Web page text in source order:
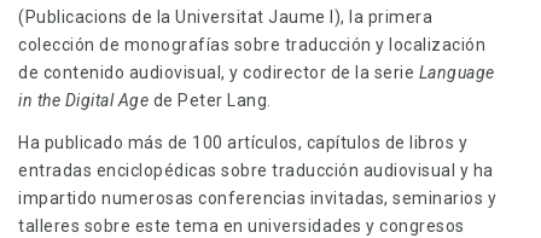
(Publicacions de la Universitat Jaume I), la primera
colección de monografías sobre traducción y localización
de contenido audiovisual, y codirector de la serie Language
in the Digital Age de Peter Lang.
Ha publicado más de 100 artículos, capítulos de libros y
entradas enciclopédicas sobre traducción audiovisual y ha
impartido numerosas conferencias invitadas, seminarios y
talleres sobre este tema en universidades y congresos